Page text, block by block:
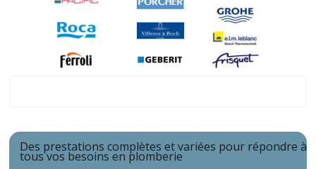
Des prestations complètes et variées pour répondre à
tous vos besoins en plomberie